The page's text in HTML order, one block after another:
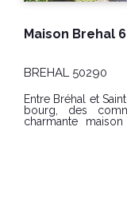
Saint-Martin-de-
des
ancienne à